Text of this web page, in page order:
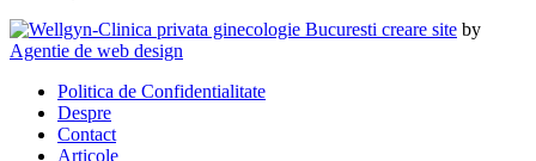
creare site by
Agentie de web design
Politica de Confidentialitate
Despre
Contact
Articole